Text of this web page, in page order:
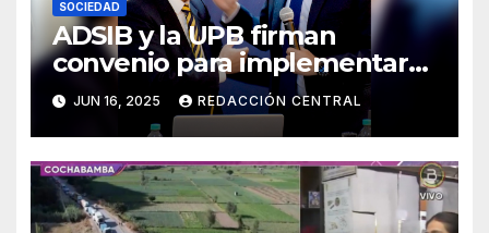
SOCIEDAD
ADSIB y la UPB firman
convenio para implementar
certificados digitales
JUN 16, 2025 REDACCIÓN CENTRAL